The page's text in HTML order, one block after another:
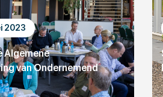
2023
Algemene
van Ondernemend